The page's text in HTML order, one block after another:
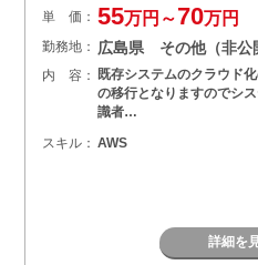
単 価： 55万円～70万円
勤務地： 広島県 その他（非公
内 容：
既存システムのクラウド
の移行となりますのでシ
識者…
スキル： AWS
詳細を